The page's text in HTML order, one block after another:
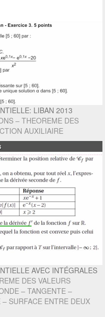
LIBAN 2013
– THEOREME DES
AUXILIAIRE
AVEC INTÉGRALES
DES VALEURS
– TANGENTE –
SURFACE ENTRE DEUX